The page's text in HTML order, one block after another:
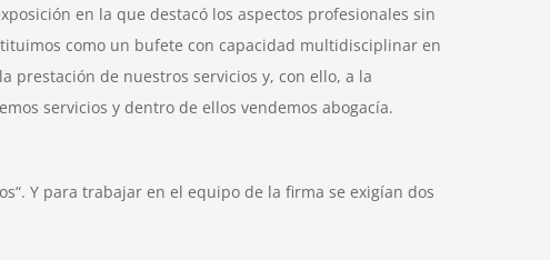
en la que destacó los aspectos profesionales sin
como un bufete con capacidad multidisciplinar en
prestación de nuestros servicios y, con ello, a la
servicios y dentro de ellos vendemos abogacía.
Y para trabajar en el equipo de la firma se exigían dos